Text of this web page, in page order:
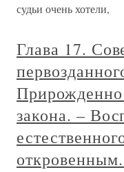
судьи очень хотели,
Глава 17.
закона. –